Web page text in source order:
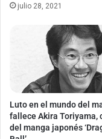
julio 28, 2021
Luto en el mundo del
fallece Akira Toriyama,
del manga japonés